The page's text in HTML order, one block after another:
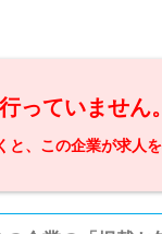
っていません。
と、この企業が求人